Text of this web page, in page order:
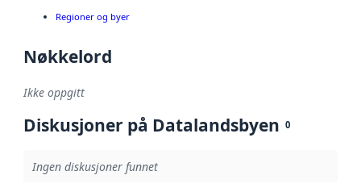
Regioner og byer
Nøkkelord
Ikke oppgitt
Diskusjoner på Datalandsbyen 0
Ingen diskusjoner funnet